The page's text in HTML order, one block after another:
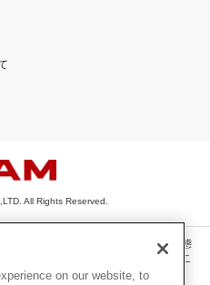
All Rights Reserved.
像・写真・動画・音声等を、手段や形態
断で複製、転載、ファイル化などするこ
on our website, to